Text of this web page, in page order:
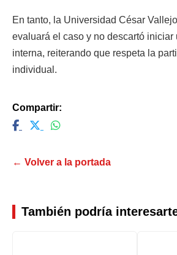
En tanto, la Universidad César
evaluará el caso y no descartó iniciar
interna, reiterando que respeta la
individual.
Compartir:
← Volver a la portada
También podría